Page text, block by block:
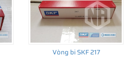
Vòng bi SKF 217